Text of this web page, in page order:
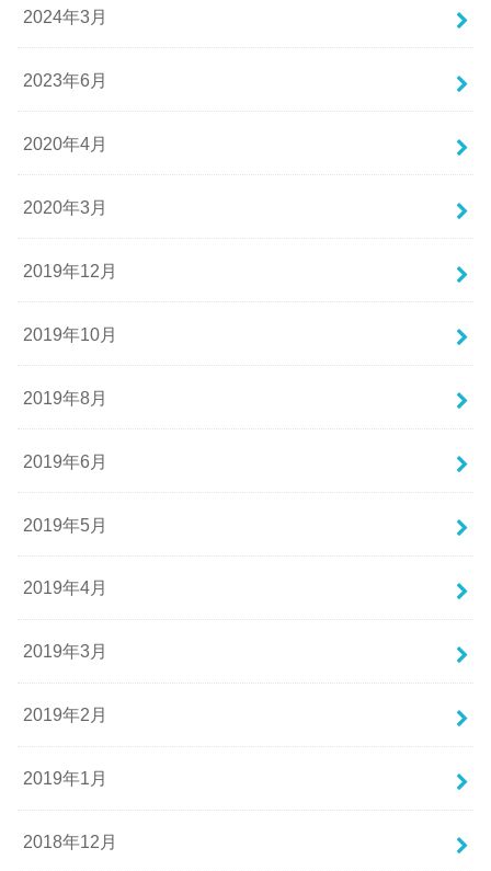
2024年3月
2023年6月
2020年4月
2020年3月
2019年12月
2019年10月
2019年8月
2019年6月
2019年5月
2019年4月
2019年3月
2019年2月
2019年1月
2018年12月